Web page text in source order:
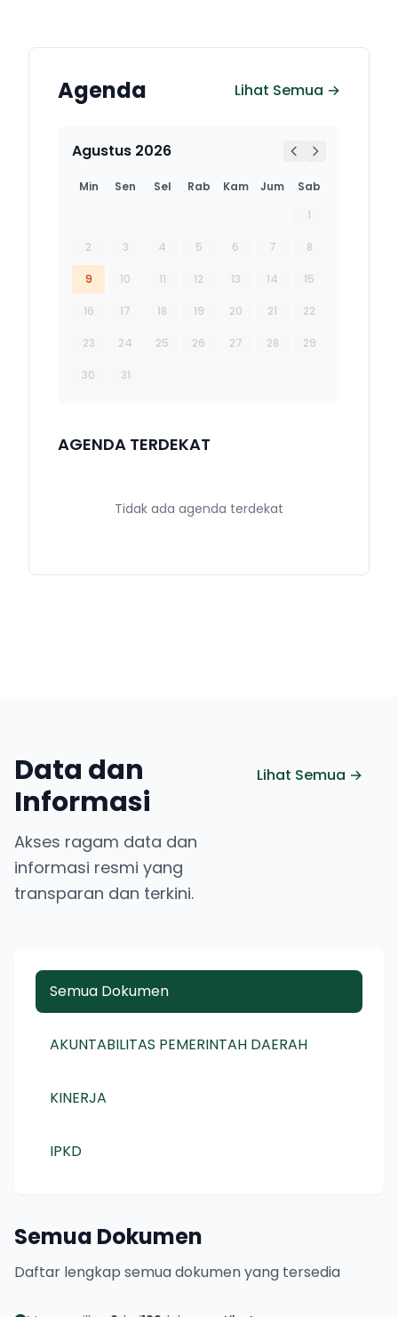
Agenda Lihat Semua →
Agustus 2026
Min Sen Sel Rab Kam Jum
Sab
1
2 3 4 5 6 7 8
9 10 11 12 13 14 15
16 17 18 19 20 21 22
23 24 25 26 27 28 29
30 31
AGENDA TERDEKAT
Tidak ada agenda terdekat
Data dan
Informasi
Akses ragam data dan
informasi resmi yang
transparan dan terkini.
Lihat Semua →
Semua Dokumen
AKUNTABILITAS PEMERINTAH DAERAH
KINERJA
IPKD
Semua Dokumen
Daftar lengkap semua dokumen yang tersedia